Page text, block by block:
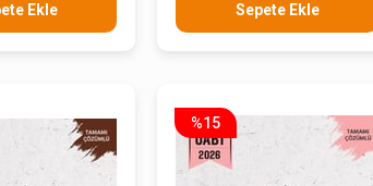
Ekle Sepete Ekle
%15